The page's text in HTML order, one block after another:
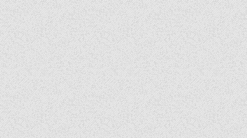
o
o
k
北
九
州
市
門
司
在
地
美
味
燒
咖
哩
人
氣
美
味
在